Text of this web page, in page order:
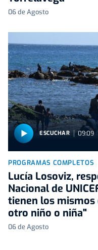
06 de Agosto
ESCUCHAR 09:09
PROGRAMAS COMPLETOS
Lucía Losoviz,
Nacional de
tienen los mismos
otro niño o niña"
06 de Agosto